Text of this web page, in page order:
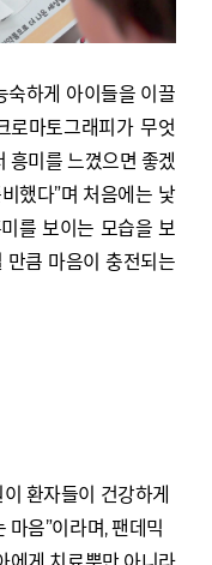
숙하게 아이들을 이끌
로마토그래피가 무엇
흥미를 느꼈으면 좋겠
했다”며 처음에는 낯
를 보이는 모습을 보
만큼 마음이 충전되는
환자들이 건강하게
마음”이라며, 팬데믹